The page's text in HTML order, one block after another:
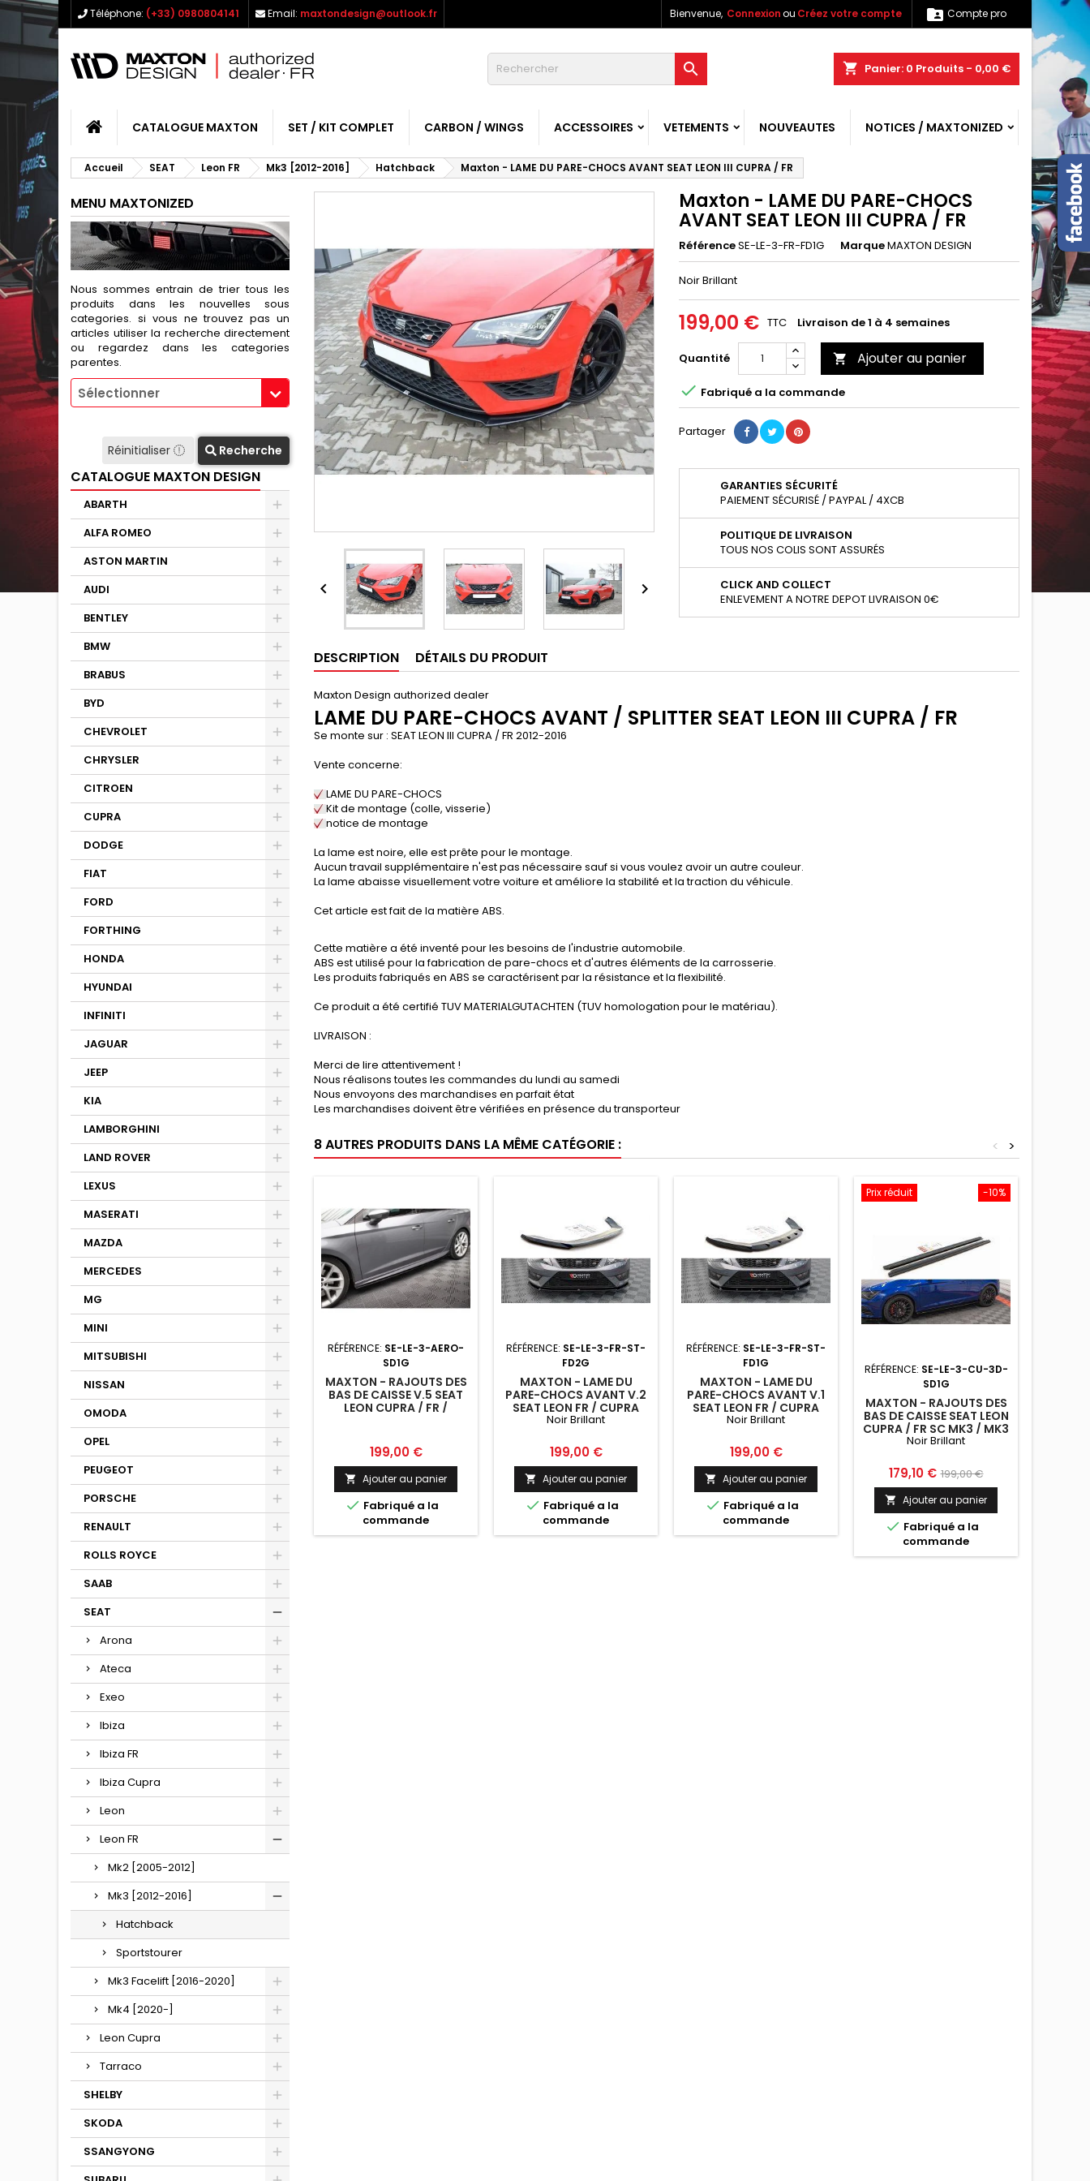
Téléphone: (+33) 0980804141 Email: maxtondesign@outlook.fr  Compte pro
Bienvenue, Connexionou Créez votre compte
shopping_cart Panier: 0 Produits - 0,00 €

CATALOGUE MAXTON SET / KIT COMPLET CARBON / WINGS ACCESSOIRES VETEMENTS NOUVEAUTES NOTICES / MAXTONIZED
Accueil SEAT Leon FR Mk3 [2012-2016] Hatchback Maxton - LAME DU PARE-CHOCS AVANT SEAT LEON III CUPRA / FR
MENU MAXTONIZED
Nous sommes entrain de trier tous les
produits dans les nouvelles sous
categories. si vous ne trouvez pas un
articles utiliser la recherche directement
ou regardez dans les categories
parentes.
Sélectionner
Réinitialiser Recherche
CATALOGUE MAXTON DESIGN
ABARTH
ALFA ROMEO
ASTON MARTIN
AUDI
BENTLEY
BMW
BRABUS
BYD
CHEVROLET
CHRYSLER
CITROEN
CUPRA
DODGE
FIAT
FORD
FORTHING
HONDA
HYUNDAI
INFINITI
JAGUAR
JEEP
KIA
LAMBORGHINI
LAND ROVER
LEXUS
MASERATI
MAZDA
MERCEDES
MG
MINI
MITSUBISHI
NISSAN
OMODA
OPEL
PEUGEOT
PORSCHE
RENAULT
ROLLS ROYCE
SAAB
SEAT
Arona
Ateca
Exeo
Ibiza
Ibiza FR
Ibiza Cupra
Leon
Leon FR
Mk2 [2005-2012]
Mk3 [2012-2016]
Hatchback
Sportstourer
Mk3 Facelift [2016-2020]
Mk4 [2020-]
Leon Cupra
Tarraco
SHELBY
SKODA
SSANGYONG
 
Maxton - LAME DU PARE-CHOCS
AVANT SEAT LEON III CUPRA / FR
RéférenceSE-LE-3-FR-FD1G MarqueMAXTON DESIGN
Noir Brillant
199,00 € TTC Livraison de 1 à 4 semaines
Quantité  Ajouter au panier
 Fabriqué a la commande
Partager
GARANTIES SÉCURITÉ
PAIEMENT SÉCURISÉ / PAYPAL / 4XCB
POLITIQUE DE LIVRAISON
TOUS NOS COLIS SONT ASSURÉS
CLICK AND COLLECT
ENLEVEMENT A NOTRE DEPOT LIVRAISON 0€
DESCRIPTION DÉTAILS DU PRODUIT
Maxton Design authorized dealer
LAME DU PARE-CHOCS AVANT / SPLITTER SEAT LEON III CUPRA / FR
Se monte sur : SEAT LEON III CUPRA / FR 2012-2016
Vente concerne:
LAME DU PARE-CHOCS
Kit de montage (colle, visserie)
notice de montage
La lame est noire, elle est prête pour le montage.
Aucun travail supplémentaire n'est pas nécessaire sauf si vous voulez avoir un autre couleur.
La lame abaisse visuellement votre voiture et améliore la stabilité et la traction du véhicule.
Cet article est fait de la matière ABS.
Cette matière a été inventé pour les besoins de l'industrie automobile.
ABS est utilisé pour la fabrication de pare-chocs et d'autres éléments de la carrosserie.
Les produits fabriqués en ABS se caractérisent par la résistance et la flexibilité.
Ce produit a été certifié TUV MATERIALGUTACHTEN (TUV homologation pour le matériau).
LIVRAISON :
Merci de lire attentivement !
Nous réalisons toutes les commandes du lundi au samedi
Nous envoyons des marchandises en parfait état
Les marchandises doivent être vérifiées en présence du transporteur
8 AUTRES PRODUITS DANS LA MÊME CATÉGORIE : >
<
RÉFÉRENCE: SE-LE-3-AERO-
SD1G
MAXTON - RAJOUTS DES
BAS DE CAISSE V.5 SEAT
LEON CUPRA / FR /
Prix
199,00 €
 Ajouter au panier
 Fabriqué a la
commande
RÉFÉRENCE: SE-LE-3-FR-ST-
FD2G
MAXTON - LAME DU
PARE-CHOCS AVANT V.2
SEAT LEON FR / CUPRA
MK3 NOIR BRILLANT
Noir Brillant
Prix
199,00 €
 Ajouter au panier
 Fabriqué a la
commande
RÉFÉRENCE: SE-LE-3-FR-ST-
FD1G
MAXTON - LAME DU
PARE-CHOCS AVANT V.1
SEAT LEON FR / CUPRA
MK3 NOIR BRILLANT
Noir Brillant
Prix
199,00 €
 Ajouter au panier
 Fabriqué a la
commande
-10%
Prix réduit
RÉFÉRENCE: SE-LE-3-CU-3D-
SD1G
MAXTON - RAJOUTS DES
BAS DE CAISSE SEAT LEON
CUPRA / FR SC MK3 / MK3
FL NOIR BRILLANT
Noir Brillant
Prix
179,10 € Prix
base
199,00 €
 Ajouter au panier
 Fabriqué a la
commande